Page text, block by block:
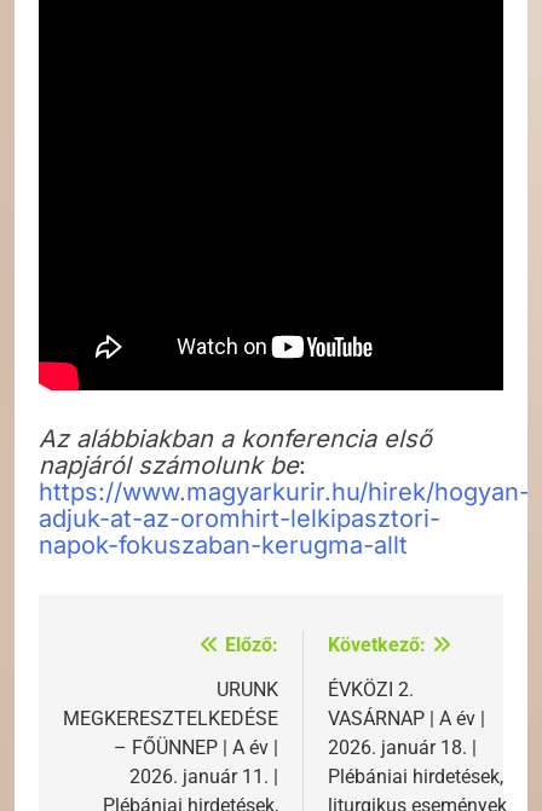
Az alábbiakban a konferencia első
napjáról számolunk be:
https://www.magyarkurir.hu/hirek/hogyan-
adjuk-at-az-oromhirt-lelkipasztori-
napok-fokuszaban-kerugma-allt
Előző:
URUNK
MEGKERESZTELKEDÉSE
– FŐÜNNEP | A év |
2026. január 11. |
Plébániai hirdetések,
Következő:
ÉVKÖZI 2.
VASÁRNAP | A év |
2026. január 18. |
Plébániai hirdetések,
liturgikus események